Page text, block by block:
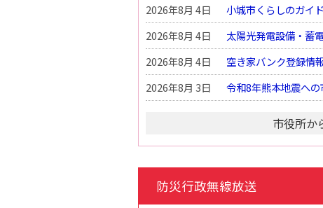
2026年8月 4日
小城市くらしのガイ
2026年8月 4日
太陽光発電設備・蓄
2026年8月 4日
空き家バンク登録情
2026年8月 3日
令和8年熊本地震へ
市役所か
防災行政無線放送